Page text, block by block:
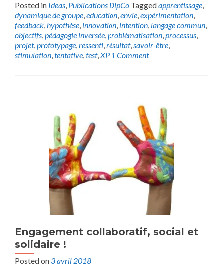
Posted in Ideas, Publications DipCo Taggedapprentissage,
dynamique de groupe,education,envie,expérimentation,
feedback,hypothèse, innovation, intention, langage commun,
objectifs,pédagogie inversée,problématisation,processus,
projet,prototypage,ressenti,résultat,savoir-être,
stimulation,tentative,test,XP 1 Comment
Engagement collaboratif, social et
solidaire !
Posted on 3 avril 2018